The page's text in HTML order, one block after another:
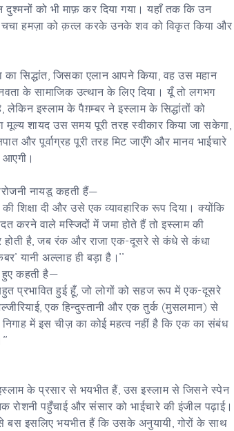
दुश्मनों को भी माफ़ कर दिया गया। यहाँ तक कि उन
चचा हमज़ा को क़त्ल करके उनके शव को विकृत किया और
का सिद्धांत, जिसका एलान आपने किया, वह उस महान
के सामाजिक उत्थान के लिए दिया। यूँ तो लगभग
लेकिन इस्लाम के पैग़म्बर ने इस्लाम के सिद्धांतों को
शायद उस समय पूरी तरह स्वीकार किया जा सकेगा,
और पूर्वाग्रह पूरी तरह मिट जाएँगे और मानव भाईचारे
नायडू कहती हैं—
शिक्षा दी और उसे एक व्यावहारिक रूप दिया। क्योंकि
करने वाले मस्जिदों में जमा होते हैं तो इस्लाम की
होती है, जब रंक और राजा एक-दूसरे से कंधे से कंधा
यानी अल्लाह ही बड़ा है।’’
हुए कहती है—
प्रभावित हुई हूँ, जो लोगों को सहज रूप में एक-दूसरे
एक हिन्दुस्तानी और एक तुर्क (मुसलमान) से
में इस चीज़ का कोई महत्व नहीं है कि एक का संबंध
इस्लाम के प्रसार से भयभीत हैं, उस इस्लाम से जिसने स्पेन
पहुँचाई और संसार को भाईचारे की इंजील पढ़ाई।
बस इसलिए भयभीत हैं कि उसके अनुयायी, गोरों के साथ